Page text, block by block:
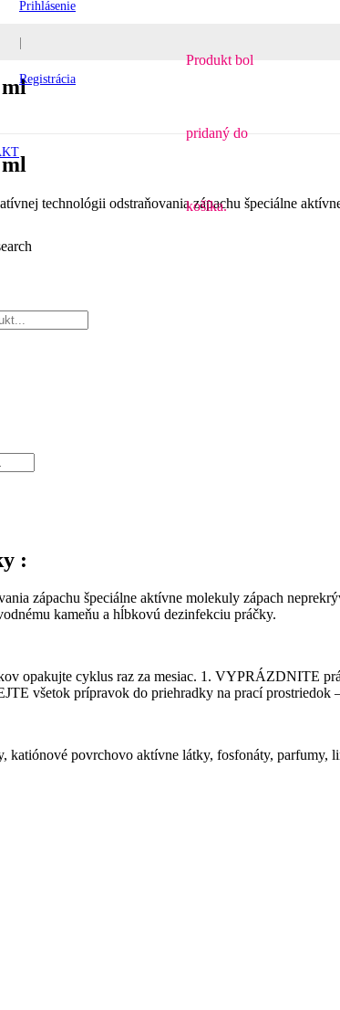
Prihlásenie
|
Registrácia
Produktbol
pridaný do
košíka.
technológii odstraňovania zápachu špeciálne
:
zápachu špeciálne aktívne molekuly zápach
kameňu a hĺbkovú dezinfekciu práčky.
opakujte cyklus raz za mesiac. 1. VYPRÁZDNITE
všetok prípravok do priehradky na prací
katiónové povrchovo aktívne látky, fosfonáty, parfumy,